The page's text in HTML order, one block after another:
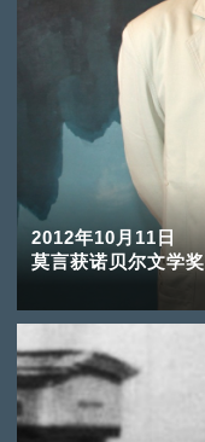
2012年10月11日
莫言获诺贝尔文学奖